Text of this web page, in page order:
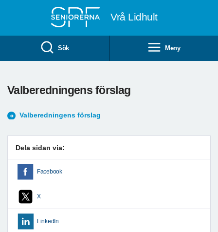
Vrå Lidhult
Sök Meny
Valberedningens förslag
Valberedningens förslag
Dela sidan via:
Facebook
X
LinkedIn